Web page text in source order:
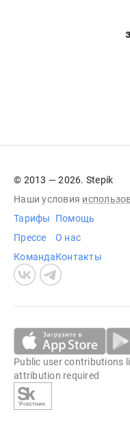
© 2013 — 2026. Stepik
Наши условия
Тарифы
Прессе
Команда
Помощь
О нас
Контакты
Public user contributions
attribution required